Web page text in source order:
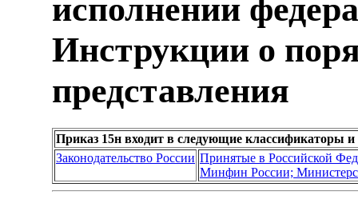
исполнении
Инструкции о
представления
Приказ 15н входит в следующие классификаторы и
Законодательство России Принятые в Российской
Минфин России;